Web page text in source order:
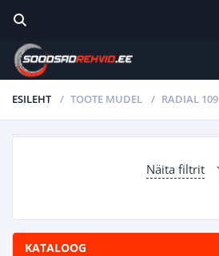
ESILEHT TOOTE MUDEL RADIAL 109
Näita filtrit
KATALOOG